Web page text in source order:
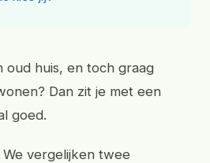
oud huis, en toch graag
Dan zit je met een
goed.
vergelijken twee